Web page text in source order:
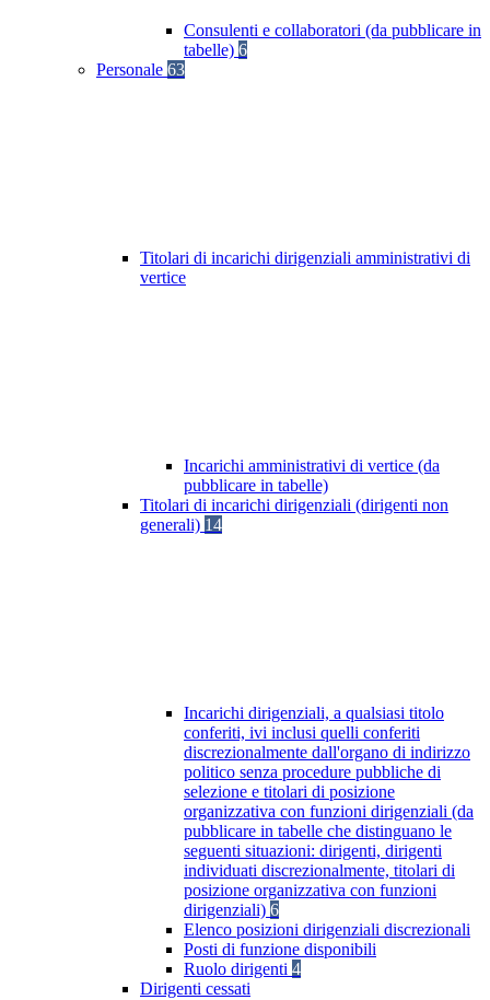
Consulenti e collaboratori (da pubblicare in
tabelle) 6
Personale 63
Titolari di incarichi dirigenziali amministrativi di
vertice
Incarichi amministrativi di vertice (da
pubblicare in tabelle)
Titolari di incarichi dirigenziali (dirigenti non
generali) 14
Incarichi dirigenziali, a qualsiasi titolo
conferiti, ivi inclusi quelli conferiti
discrezionalmente dall'organo di indirizzo
politico senza procedure pubbliche di
selezione e titolari di posizione
organizzativa con funzioni dirigenziali (da
pubblicare in tabelle che distinguano le
seguenti situazioni: dirigenti, dirigenti
individuati discrezionalmente, titolari di
posizione organizzativa con funzioni
dirigenziali) 6
Elenco posizioni dirigenziali discrezionali
Posti di funzione disponibili
Ruolo dirigenti 4
Dirigenti cessati